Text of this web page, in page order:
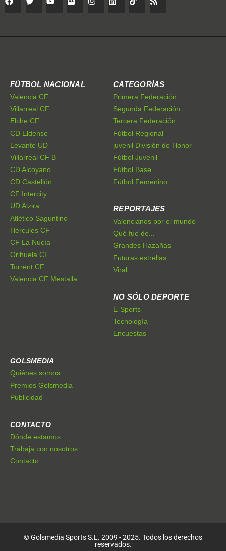
FÚTBOL NACIONAL
Valencia CF
Villarreal CF
Elche CF
CD Eldense
Levante UD
Villarreal CF B
CD Alcoyano
CD Castellón
CF Intercity
UD Alzira
Atlético Saguntino
Hércules CF
CF La Nucía
Orihuela CF
Torrent CF
Valencia CF Mestalla
CATEGORÍAS
Primera Federación
Segunda Federación
Tercera Federación
Fútbol Regional
juvenil División de Honor
Fútbol Juvenil
Fútbol Base
Fútbol Femenino
REPORTAJES
Valencianos por el mundo
Qué fue de...
Grandes Hazañas
Futuras estrellas
Viral
NO SÓLO DEPORTE
E-Sports
Tecnología
Encuestas
GOLSMEDIA
Quiénes somos
Premios Golsmedia
Publicidad
CONTACTO
Dónde estamos
Trabaja con nosotros
Contacto
© Golsmedia Sports S.L. 2009 - 2025. Todos los derechos
reservados.